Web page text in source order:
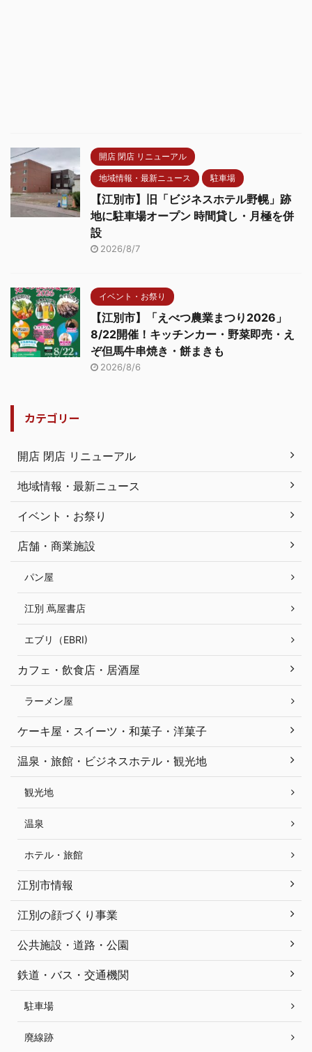
開店 閉店 リニューアル
地域情報・最新ニュース 駐車場
【江別市】旧「ビジネスホテル野幌」跡
地に駐車場オープン 時間貸し・月極を併
設
2026/8/7
イベント・お祭り
【江別市】「えべつ農業まつり2026」
8/22開催！キッチンカー・野菜即売・え
ぞ但馬牛串焼き・餅まきも
2026/8/6
カテゴリー
開店 閉店 リニューアル
地域情報・最新ニュース
イベント・お祭り
店舗・商業施設
パン屋
江別 蔦屋書店
エブリ（EBRI)
カフェ・飲食店・居酒屋
ラーメン屋
ケーキ屋・スイーツ・和菓子・洋菓子
温泉・旅館・ビジネスホテル・観光地
観光地
温泉
ホテル・旅館
江別市情報
江別の顔づくり事業
公共施設・道路・公園
鉄道・バス・交通機関
駐車場
廃線跡